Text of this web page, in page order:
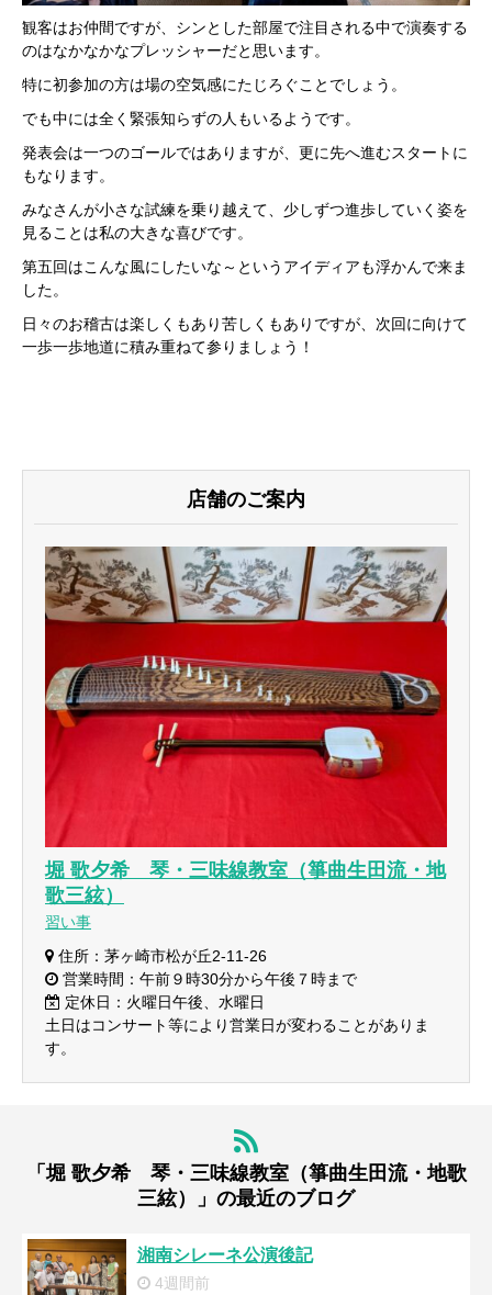
観客はお仲間ですが、シンとした部屋で注目される中で演奏する
のはなかなかなプレッシャーだと思います。
特に初参加の方は場の空気感にたじろぐことでしょう。
でも中には全く緊張知らずの人もいるようです。
発表会は一つのゴールではありますが、更に先へ進むスタートに
もなります。
みなさんが小さな試練を乗り越えて、少しずつ進歩していく姿を
見ることは私の大きな喜びです。
第五回はこんな風にしたいな～というアイディアも浮かんで来ま
した。
日々のお稽古は楽しくもあり苦しくもありですが、次回に向けて
一歩一歩地道に積み重ねて参りましょう！
店舗のご案内
堀 歌夕希 琴・三味線教室（箏曲生田流・地
歌三絃）
習い事
住所：茅ヶ崎市松が丘2-11-26
営業時間：午前９時30分から午後７時まで
定休日：火曜日午後、水曜日
土日はコンサート等により営業日が変わることがありま
す。
「堀 歌夕希 琴・三味線教室（箏曲生田流・地歌
三絃）」の最近のブログ
湘南シレーネ公演後記
4週間前